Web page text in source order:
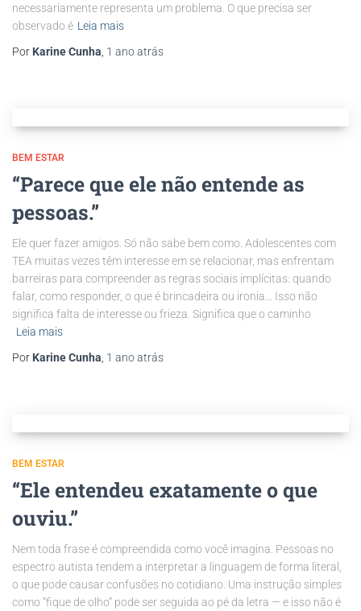
necessariamente representa um problema. O que precisa ser
observado é Leia mais
Por Karine Cunha 1 anoatrás
BEM ESTAR
“Parece que ele não entende as
pessoas.”
Ele quer fazer amigos. Só não sabe bem como. Adolescentes com
TEA muitas vezes têm interesse em se relacionar, mas enfrentam
barreiras para compreender as regras sociais implícitas: quando
falar, como responder, o que é brincadeira ou ironia… Isso não
significa falta de interesse ou frieza. Significa que o caminho
Leia mais
Por Karine Cunha 1 anoatrás
BEM ESTAR
“Ele entendeu exatamente o que
ouviu.”
Nem toda frase é compreendida como você imagina. Pessoas no
espectro autista tendem a interpretar a linguagem de forma literal,
o que pode causar confusões no cotidiano. Uma instrução simples
como “fique de olho” pode ser seguida ao pé da letra — e isso não é